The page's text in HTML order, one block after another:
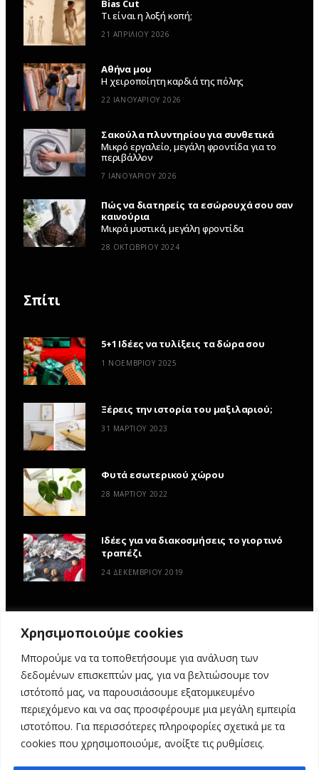
Χρησιμοποιούμε cookies
Μπορούμε να τα τοποθετήσουμε για ανάλυση των
δεδομένων επισκεπτών μας, για να βελτιώσουμε τον
ιστότοπό μας, να παρουσιάσουμε εξατομικευμένο
περιεχόμενο και να σας προσφέρουμε μια μεγάλη εμπειρία
ιστοτόπου. Για περισσότερες πληροφορίες σχετικά με τα
cookies που χρησιμοποιούμε, ανοίξτε τις ρυθμίσεις.
Bias Cut
Τι είναι η λοξή κοπή;
21 ΑΠΡΙΛΊΟΥ 2026
Αθήνα μου
Η χειροποίητη καρδιά της πόλης
22 ΙΑΝΟΥΑΡΊΟΥ 2026
Σακούλα πλυντηρίου για συνθετικά
Μικρό εργαλείο, μεγάλη φροντίδα για το
περιβάλλον
7 ΙΑΝΟΥΑΡΊΟΥ 2026
Πώς να διατηρείς τα εσώρουχά σου σαν
καινούρια
Μικρά μυστικά, μεγάλη φροντίδα
28 ΟΚΤΩΒΡΊΟΥ 2024
Σπίτι
5+1 Ιδέες να τυλίξεις τα δώρα σου
1 ΝΟΕΜΒΡΊΟΥ 2025
Ξέρεις την ιστορία του μαξιλαριού;
31 ΜΑΡΤΊΟΥ 2023
Φυτά εσωτερικού χώρου
28 ΜΑΡΤΊΟΥ 2022
Ιδέες για να διακοσμήσεις το γιορτινό
τραπέζι
24 ΔΕΚΕΜΒΡΊΟΥ 2019
ΥΦΑΣΜΆΤΙΝΕΣ ΙΣΤΟΡΊΕΣ DIY
ΕΡΓΑΣΤΉΡΙΑ